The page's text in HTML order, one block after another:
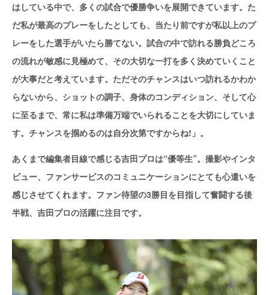
はしている中で、多くの試合で優勝争いを展開できています。た
だ私が最高のプレーをしたとしても、当たり前ですが私以上のプ
レーをした選手がいたら勝てない。試合の中で訪れる勝負どころ
の流れが敏感に見極めて、その大切な一打を多く決めていくこと
が大事だと考えています。ただそのチャンスはいつ訪れるかわか
らないから、ショットの調子、身体のコンディション、そして心
に至るまで、常に私は準備万端でいられることを大切にしていま
す。チャンスを掴めるのは自分次第ですからね!」。
あくまで編集者目線で感じる吉田プロは“優等生”。撮影やインタ
ビュー、ファンサービスのコミュニケーションにとても心遣いを
感じさせてくれます。ファン待望の3勝目を目指して奮闘する後
半戦、吉田プロの活躍に注目です。